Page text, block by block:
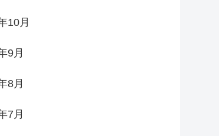
10月
9月
8月
7月